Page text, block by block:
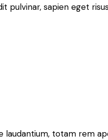
pulvinar, sapien eget
totam rem